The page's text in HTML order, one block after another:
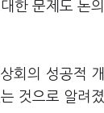
한 문제도 논의
회의 성공적 개
것으로 알려졌